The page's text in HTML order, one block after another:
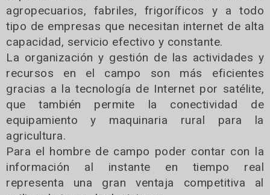
agropecuarios, fabriles, frigoríficos y a todo
tipo de empresas que necesitan internet de alta
capacidad, servicio efectivo y constante.
La organización y gestión de las actividades y
recursos en el campo son más eficientes
gracias a la tecnología de Internet por satélite,
que también permite la conectividad de
equipamiento y maquinaria rural para la
agricultura.
Para el hombre de campo poder contar con la
información al instante en tiempo real
representa una gran ventaja competitiva al